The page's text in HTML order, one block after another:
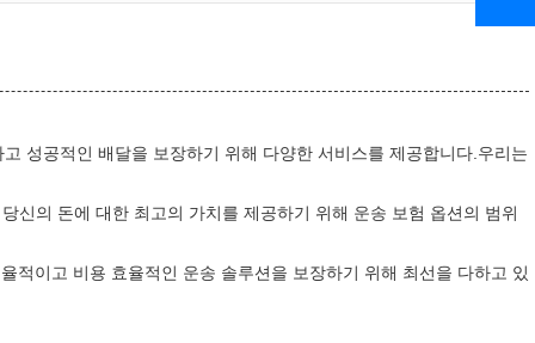
성공적인 배달을 보장하기 위해 다양한 서비스를 제공합니다.우리는
신의 돈에 대한 최고의 가치를 제공하기 위해 운송 보험 옵션의 범위
적이고 비용 효율적인 운송 솔루션을 보장하기 위해 최선을 다하고 있